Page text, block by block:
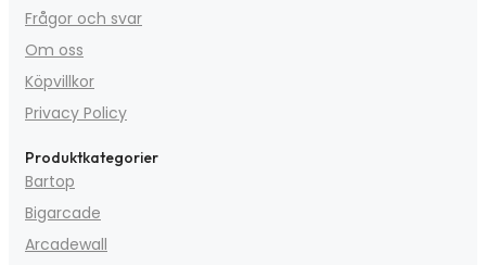
Frågor och svar
Om oss
Köpvillkor
Privacy Policy
Produktkategorier
Bartop
Bigarcade
Arcadewall